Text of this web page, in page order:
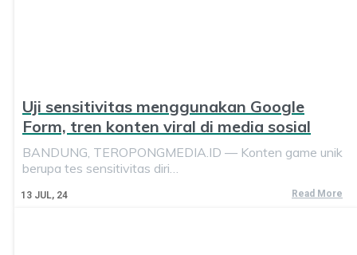
Uji sensitivitas menggunakan Google
Form, tren konten viral di media sosial
13 JUL, 24
BANDUNG, TEROPONGMEDIA.ID — Konten game unik
berupa tes sensitivitas diri…
Read More